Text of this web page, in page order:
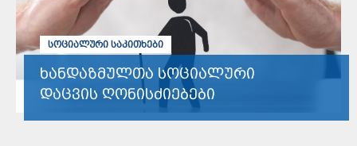
ᲡᲝᲪᲘᲐᲚᲣᲠᲘ ᲡᲐᲙᲘᲗᲮᲔᲑᲘ
ხანდაზმულთა სოციალური
დაცვის ღონისძიებები